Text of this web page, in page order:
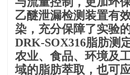
乙醚泄漏检测装置有
染，充分保障了实验
DRK-SOX316脂肪测
农业、食品、环境及
域的脂肪萃取，也可